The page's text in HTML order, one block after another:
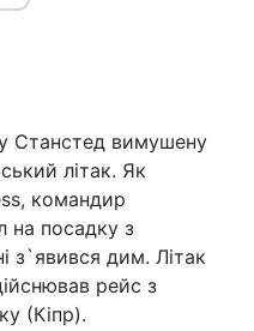
Станстед вимушену
літак. Як
командир
на посадку з
з`явився дим. Літак
рейс з
(Кіпр).